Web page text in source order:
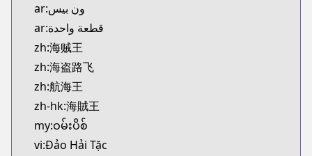
ar:ون بيس
ar:قطعة واحدة
zh:海贼王
zh:海盗路飞
zh:航海王
zh-hk:海賊王
my:ဝမ်းပိစ်
vi:Đảo Hải Tặc